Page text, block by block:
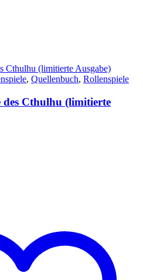
, Quellenbuch, Rollenspiele
Cthulhu (limitierte